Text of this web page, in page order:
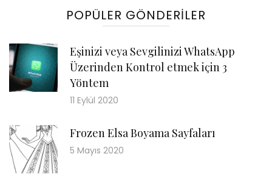
POPÜLER GÖNDERILER
Eşinizi veya Sevgilinizi WhatsApp
Üzerinden Kontrol etmek için 3
Yöntem
11 Eylül 2020
Frozen Elsa Boyama Sayfaları
5 Mayıs 2020